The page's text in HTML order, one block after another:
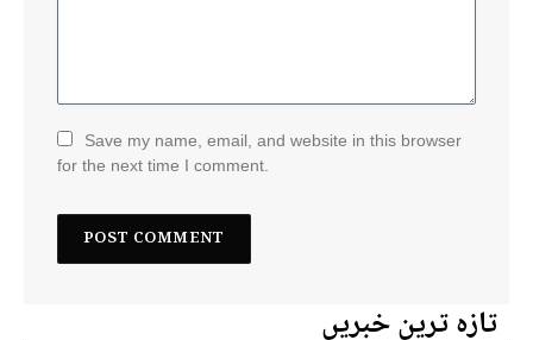
Save my name, email, and website in this browser
for the next time I comment.
تازہ ترین خبریں